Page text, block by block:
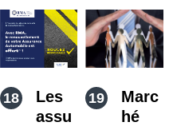
Les
assu
Marc
hé